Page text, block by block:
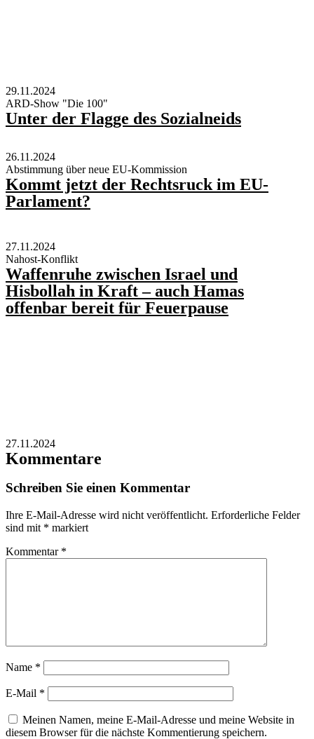
29.11.2024
ARD-Show "Die 100"
Unter der Flagge des Sozialneids
26.11.2024
Abstimmung über neue EU-Kommission
Kommt jetzt der Rechtsruck im EU-
Parlament?
27.11.2024
Nahost-Konflikt
Waffenruhe zwischen Israel und
Hisbollah in Kraft – auch Hamas
offenbar bereit für Feuerpause
27.11.2024
Kommentare
Schreiben Sie einen Kommentar
Ihre E-Mail-Adresse wird nicht veröffentlicht. Erforderliche Felder
sind mit * markiert
Kommentar *
Name *
E-Mail *
Meinen Namen, meine E-Mail-Adresse und meine Website in
diesem Browser für die nächste Kommentierung speichern.